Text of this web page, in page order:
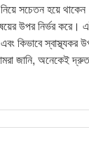
সচেতন হয়ে
উপর নির্ভর করে।
কিভাবে স্বাস্থ্যকর
জানি, অনেকেই